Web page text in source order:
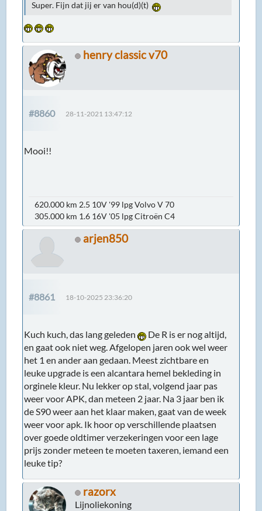
Super. Fijn dat jij er van hou(d)(t)
henry classic v70
#8860 28-11-2021 13:47:12
Mooi!!
620.000 km 2.5 10V '99 lpg Volvo V 70
305.000 km 1.6 16V '05 lpg Citroën C4
arjen850
#8861 18-10-2025 23:36:20
Kuch kuch, das lang geleden
De R is er nog altijd,
en gaat ook niet weg. Afgelopen jaren ook wel weer
het 1 en ander aan gedaan. Meest zichtbare en
leuke upgrade is een alcantara hemel bekleding in
orginele kleur. Nu lekker op stal, volgend jaar pas
weer voor APK, dan meteen 2 jaar. Na 3 jaar ben ik
de S90 weer aan het klaar maken, gaat van de week
weer voor apk. Ik hoor op verschillende plaatsen
over goede oldtimer verzekeringen voor een lage
prijs zonder meteen te moeten taxeren, iemand een
leuke tip?
razorx
Lijnoliekoning